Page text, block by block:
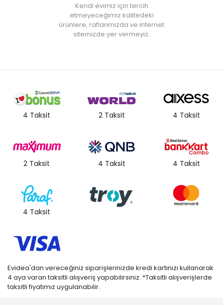
Kendi evimiz için tercih
etmeyeceğimiz kalitedeki
ürünlere, raflarımızda ve internet
sitemizde yer vermeyiz.
4 Taksit 2 Taksit 4 Taksit
2 Taksit 4 Taksit 4 Taksit
4 Taksit
Evidea'dan vereceğiniz siparişlerinizde kredi kartınızı kullanarak
4 aya varan taksitli alışveriş yapabilirsiniz. *Taksitli alışverişlerde
taksitli fiyatımız uygulanabilir.